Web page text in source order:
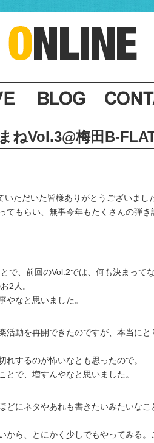
ねVol.3@梅田B-
ただいた皆様ありがとうございまし
てもらい、無事今年もたくさんの弾
で、前回のVol.2では、何も決まって
2人。
やなと思いました。
活動を再開できたのですが、本当にと
するのが怖いなとも思ったので。
とで、増すんやなと思いました。
どにネタやあれも書きたいみたいな
から、とにかく少しでもやってみる。